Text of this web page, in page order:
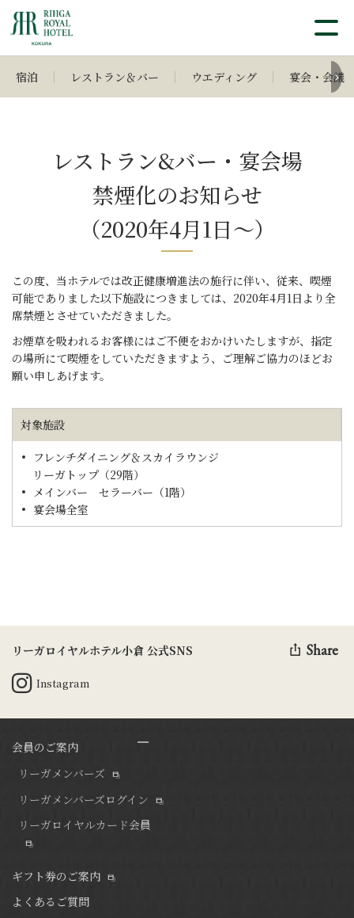
宿泊 レストラン＆バー ウエディング 宴会・会議
レストラン&バー・宴会場
禁煙化のお知らせ
（2020年4月1日～）
この度、当ホテルでは改正健康増進法の施行に伴い、 従来、喫煙
可能でありました以下施設につきましては、 2020年4月1日より全
席禁煙とさせていただきました。
お煙草を吸われるお客様にはご不便をおかけいたしますが、 指定
の場所にて喫煙をしていただきますよう、ご理解ご協力のほどお
願い申しあげます。
対象施設
フレンチダイニング＆スカイラウンジ
リーガトップ（29階）
メインバー セラーバー（1階）
宴会場全室
リーガロイヤルホテル小倉 公式SNS
Instagram
Share
会員のご案内
リーガメンバーズ
リーガメンバーズログイン
リーガロイヤルカード会員
ギフト券のご案内
よくあるご質問